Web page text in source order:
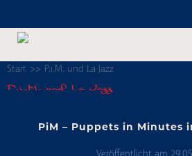
Inhalt
springen
Start >> P.i.M. und La Jazz
P.i.M. und La Jazz
PiM – Puppets in Minutes
Veröffentlicht am